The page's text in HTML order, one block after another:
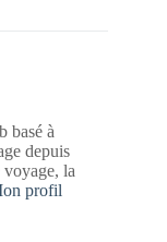
basé à
depuis
la
profil